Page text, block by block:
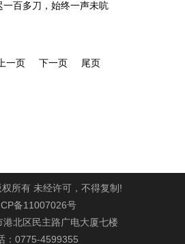
百多刀，始终一声未吭
一页 下一页 尾页
所有 未经许可，不得复制!
备11007026号
港北区民主路广电大厦七楼
：0775-4599355